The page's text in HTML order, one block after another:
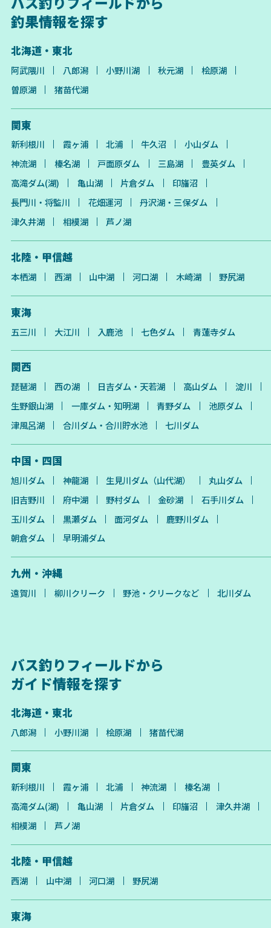
釣果情報を探す
北海道・東北
阿武隈川 八郎潟 小野川湖 秋元湖
桧原湖
曽原湖
猪苗代湖
関東
新利根川 霞ヶ浦 北浦 牛久沼
小山ダム
神流湖
榛名湖 戸面原ダム 三島湖
豊英ダム
高滝ダム(湖)
亀山湖 片倉ダム
印旛沼
長門川・将監川
花畑運河
丹沢湖・三保ダム
津久井湖
相模湖 芦ノ湖
北陸・甲信越
本栖湖 西湖 山中湖 河口湖 木崎湖 野尻湖
東海
五三川 大江川 入鹿池 七色ダム 青蓮寺ダム
関西
琵琶湖 西の湖 日吉ダム・天若湖 高山ダム
淀川
生野銀山湖
一庫ダム・知明湖 青野ダム
池原ダム
津風呂湖
合川ダム・合川貯水池 七川ダム
中国・四国
旭川ダム 神龍湖 生見川ダム（山代湖）
丸山ダム
旧吉野川
府中湖 野村ダム 金砂湖
石手川ダム
玉川ダム
黒瀬ダム 面河ダム
鹿野川ダム
朝倉ダム
早明浦ダム
九州・沖縄
遠賀川 柳川クリーク 野池・クリークなど 北川ダム
バス釣りフィールドから
ガイド情報を探す
北海道・東北
八郎潟 小野川湖 桧原湖 猪苗代湖
関東
新利根川 霞ヶ浦 北浦 神流湖
榛名湖
高滝ダム(湖)
亀山湖 片倉ダム 印旛沼
津久井湖
相模湖
芦ノ湖
北陸・甲信越
西湖 山中湖 河口湖 野尻湖
東海